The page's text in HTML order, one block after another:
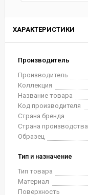
ХАРАКТЕРИСТИКИ
Производитель
Производитель
Коллекция
Название товара
Код производителя
Страна бренда
Страна производства
Образец
Тип и назначение
Тип товара
Материал
Поверхность